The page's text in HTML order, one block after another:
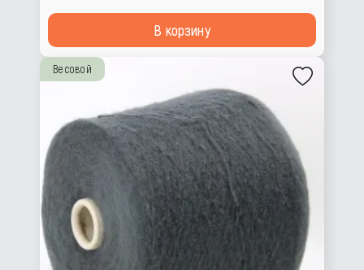
В корзину
Весовой